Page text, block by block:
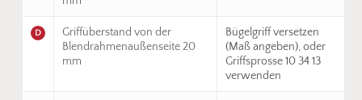
D
Griffüberstand von der
Blendrahmenaußenseite 20
mm
Bügelgriff versetzen
(Maß angeben), oder
Griffsprosse 10 34 13
verwenden